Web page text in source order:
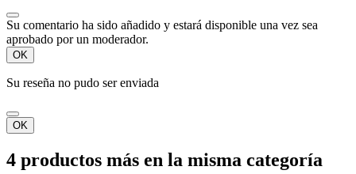
Su comentario ha sido añadido y estará disponible una vez sea
aprobado por un moderador.
OK
Su reseña no pudo ser enviada
OK
4 productos más en la misma categoría